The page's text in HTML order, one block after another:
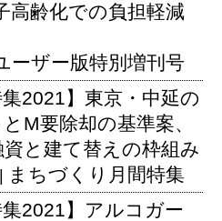
高齢化での負担軽減
ーザー版特別増刊号
2021】東京・中延の
M要除却の基準案、
と建て替えの枠組み
まちづくり月間特集
集2021】アルコガー